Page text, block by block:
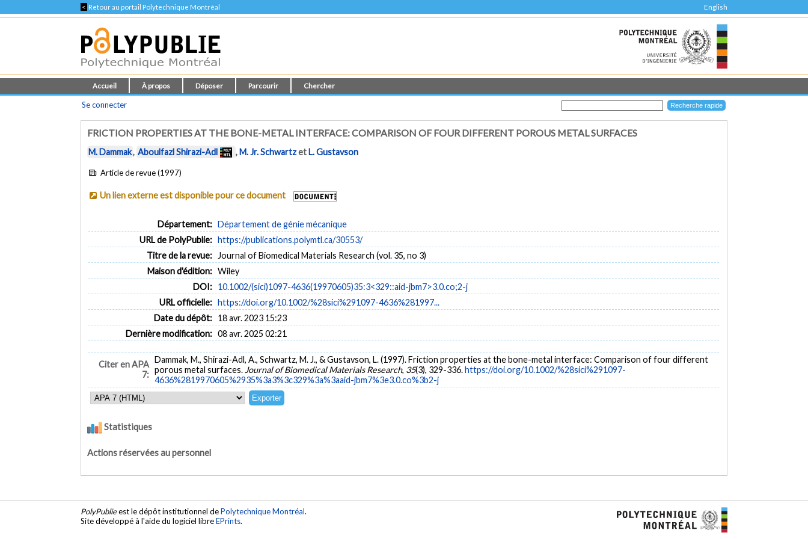
< Retour au portail Polytechnique Montréal English
Accueil À propos Déposer Parcourir Chercher
Se connecter
FRICTION PROPERTIES AT THE BONE-METAL INTERFACE: COMPARISON OF FOUR DIFFERENT POROUS METAL SURFACES
M. Dammak, Aboulfazl Shirazi-Adl ,M. Jr. SchwartzetL. Gustavson
Article de revue (1997)
Un lien externe est disponible pour ce document
Département: Département de génie mécanique
URL de PolyPublie: https://publications.polymtl.ca/30553/
Titre de la revue:
Journal of Biomedical Materials Research (vol. 35, no 3)
Maison d'édition: Wiley
DOI: 10.1002/(sici)1097-4636(19970605)35:3<329::aid-jbm7>3.0.co;2-j
URL officielle: https://doi.org/10.1002/%28sici%291097-4636%281997...
Date du dépôt: 18 avr. 2023 15:23
Dernière modification: 08 avr. 2025 02:21
Citer en APA
7:
Dammak, M., Shirazi-Adl, A., Schwartz, M. J., & Gustavson, L. (1997). Friction properties at the bone-metal interface: Comparison of four different
porous metal surfaces. Journal of Biomedical Materials Research, 35(3), 329-336.https://doi.org/10.1002/%28sici%291097-
4636%2819970605%2935%3a3%3c329%3a%3aaid-jbm7%3e3.0.co%3b2-j
Statistiques
Actions réservées au personnel
PolyPublieest le dépôt institutionnel dePolytechnique Montréal.
Site développé à l'aide du logiciel libreEPrints.